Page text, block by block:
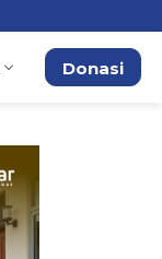
Donasi